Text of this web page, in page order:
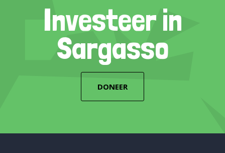
Investeer in
Sargasso
DONEER